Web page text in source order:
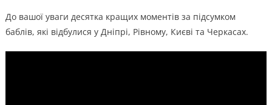
До вашої уваги десятка кращих моментів за підсумком
баблів, які відбулися у Дніпрі, Рівному, Києві та Черкасах.